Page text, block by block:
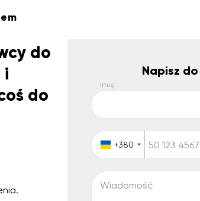
do
i
do
Napisz
Imię
+380
Wiadomość